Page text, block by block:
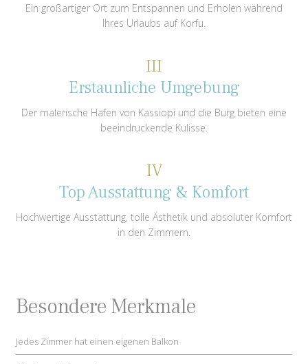
Ein großartiger Ort zum Entspannen und Erholen während
Ihres Urlaubs auf Korfu.
III
Erstaunliche Umgebung
Der malerische Hafen von Kassiopi und die Burg bieten eine
beeindruckende Kulisse.
IV
Top Ausstattung & Komfort
Hochwertige Ausstattung, tolle Ästhetik und absoluter Komfort
in den Zimmern.
Besondere Merkmale
Jedes Zimmer hat einen eigenen Balkon